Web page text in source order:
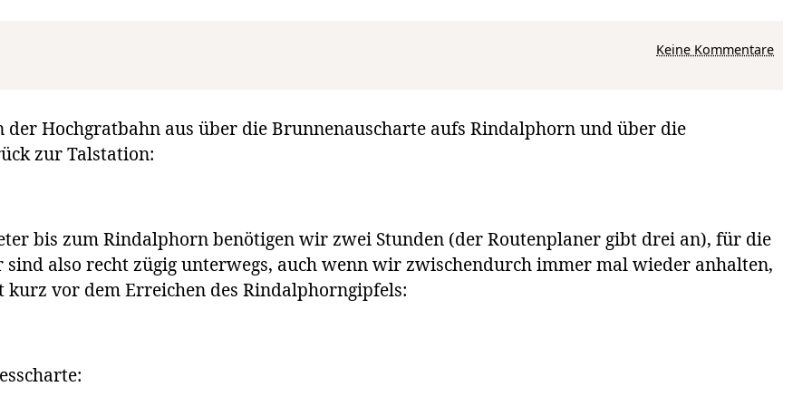
Keine Kommentarezu Über die Brunnenauscharte aufs Rindalphorn und über die
Hochgratbahn aus über die Brunnenauscharte aufs Rindalphorn und über die
zur Talstation:
bis zum Rindalphorn benötigen wir zwei Stunden (der Routenplaner gibt drei an), für die
sind also recht zügig unterwegs, auch wenn wir zwischendurch immer mal wieder anhalten,
vor dem Erreichen des Rindalphorngipfels: